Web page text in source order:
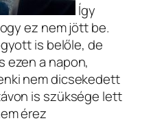
Így
ez nem jött be.
is belőle, de
ezen a napon,
nem dicsekedett
is szüksége lett
érez